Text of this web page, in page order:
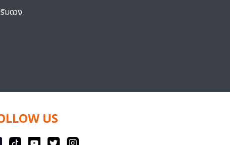
มดวง
US